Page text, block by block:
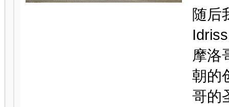
随后
摩洛
朝的
哥的